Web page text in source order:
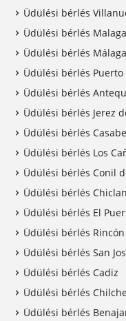
Üdülési bérlés
Üdülési bérlés Malaga
Üdülési bérlés Málaga
Üdülési bérlés
Üdülési bérlés
Üdülési bérlés Jerez
Üdülési bérlés
Üdülési bérlés Los
Üdülési bérlés Conil
Üdülési bérlés
Üdülési bérlés El
Üdülési bérlés
Üdülési bérlés San
Üdülési bérlés Cadiz
Üdülési bérlés
Üdülési bérlés